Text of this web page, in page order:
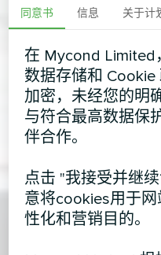
同意书 信息 关于计
在 Mycond
数据存储和
加密，未经您的明
与符合最高数据保
伴合作。
点击 "我接受并继
意将cookies用于
性化和营销目的。